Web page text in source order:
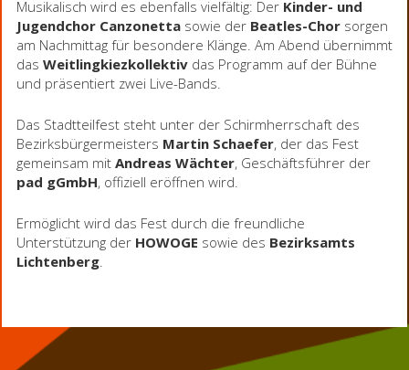
Musikalisch wird es ebenfalls vielfältig: Der Kinder- und
Jugendchor Canzonetta sowie der Beatles-Chor sorgen
am Nachmittag für besondere Klänge. Am Abend übernimmt
das Weitlingkiezkollektiv das Programm auf der Bühne
und präsentiert zwei Live-Bands.
Das Stadtteilfest steht unter der Schirmherrschaft des
Bezirksbürgermeisters Martin Schaefer, der das Fest
gemeinsam mit Andreas Wächter, Geschäftsführer der
pad gGmbH, offiziell eröffnen wird.
Ermöglicht wird das Fest durch die freundliche
Unterstützung der HOWOGE sowie des Bezirksamts
Lichtenberg